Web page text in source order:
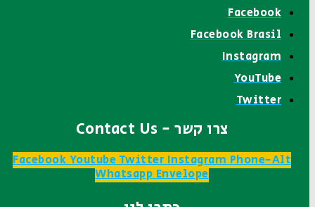
Facebook
Facebook Brasil
Instagram
YouTube
Twitter
צרו קשר - Contact Us
FacebookYoutubeTwitterInstagramPhone-Alt
WhatsappEnvelope